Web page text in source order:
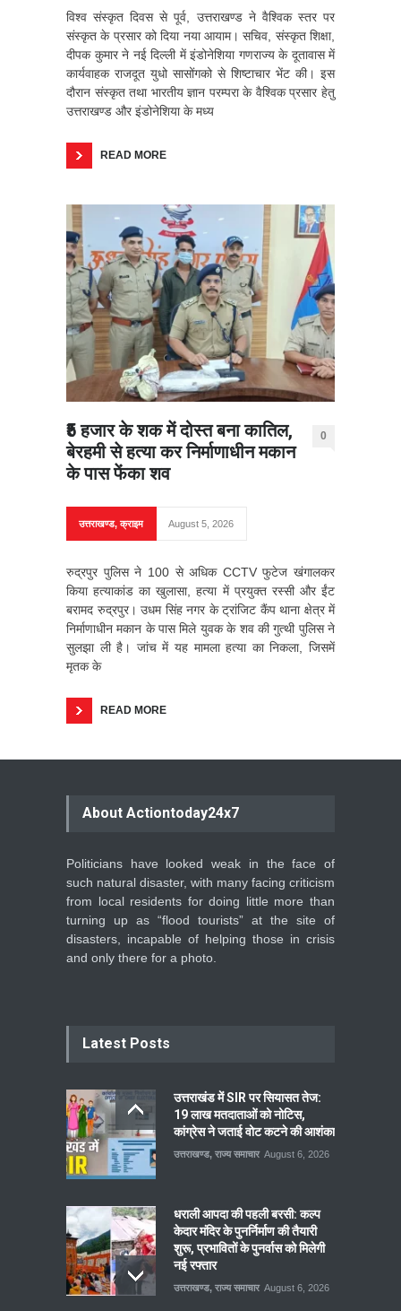
विश्व संस्कृत दिवस से पूर्व, उत्तराखण्ड ने वैश्विक स्तर पर
संस्कृत के प्रसार को दिया नया आयाम। सचिव, संस्कृत शिक्षा,
दीपक कुमार ने नई दिल्ली में इंडोनेशिया गणराज्य के दूतावास में
कार्यवाहक राजदूत युधो सासोंगको से शिष्टाचार भेंट की। इस
दौरान संस्कृत तथा भारतीय ज्ञान परम्परा के वैश्विक प्रसार हेतु
उत्तराखण्ड और इंडोनेशिया के मध्य
READ MORE
₹5 हजार के शक में दोस्त बना कातिल,
बेरहमी से हत्या कर निर्माणाधीन मकान
के पास फेंका शव
0
उत्तराखण्ड,क्राइम August 5, 2026
रुद्रपुर पुलिस ने 100 से अधिक CCTV फुटेज खंगालकर
किया हत्याकांड का खुलासा, हत्या में प्रयुक्त रस्सी और ईंट
बरामद रुद्रपुर। उधम सिंह नगर के ट्रांजिट कैंप थाना क्षेत्र में
निर्माणाधीन मकान के पास मिले युवक के शव की गुत्थी पुलिस ने
सुलझा ली है। जांच में यह मामला हत्या का निकला, जिसमें
मृतक के
READ MORE
About Actiontoday24x7
Politicians have looked weak in the face of
such natural disaster, with many facing criticism
from local residents for doing little more than
turning up as “flood tourists” at the site of
disasters, incapable of helping those in crisis
and only there for a photo.
Latest Posts
उत्तराखंड में SIR पर सियासत तेज:
19 लाख मतदाताओं को नोटिस,
कांग्रेस ने जताई वोट कटने की आशंका
उत्तराखण्ड, राज्य समाचार August 6, 2026
धराली आपदा की पहली बरसी: कल्प
केदार मंदिर के पुनर्निर्माण की तैयारी
शुरू, प्रभावितों के पुनर्वास को मिलेगी
नई रफ्तार
उत्तराखण्ड, राज्य समाचार August 6, 2026